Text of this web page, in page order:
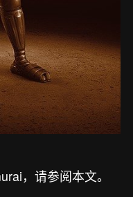
，请参阅本文。